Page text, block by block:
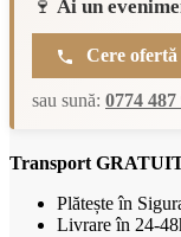
Alb
Aromat
🍷 Ai un
Cere
sau sună: 0774 487
Transport GRATUIT
Plătește în
Livrare în 24-